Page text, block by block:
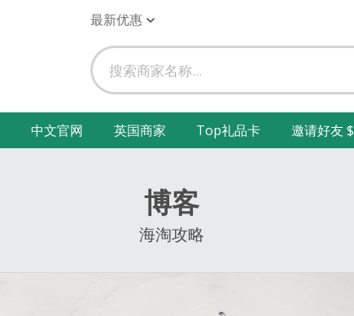
最新优惠
中文官网 英国商家 Top礼品卡 邀请好友
博客
海淘攻略